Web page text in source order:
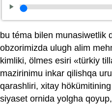
bu téma bilen munasiwetlik
obzorimizda ulugh alim
kimliki, ölmes esiri «türkiy
mazirinimu inkar qilishqa
qarashliri, xitay
siyaset ornida yolgha